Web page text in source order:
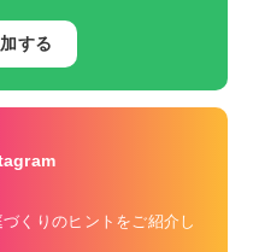
する
くりのヒントをご紹介し